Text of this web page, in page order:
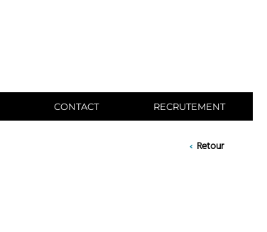
CONTACT RECRUTEMENT
‹ Retour